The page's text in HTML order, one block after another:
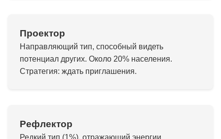
Проектор
Направляющий тип, способный видеть
потенциал других. Около 20% населения.
Стратегия: ждать приглашения.
Рефлектор
Редкий тип (1%), отражающий энергии